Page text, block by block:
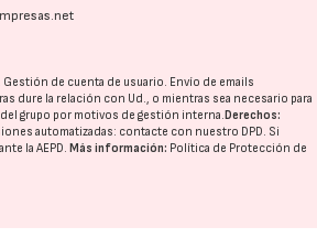
de cuenta de usuario. Envío de emails
dure la relación con Ud., o mientras sea necesario para
grupo por motivos de gestión interna. Derechos:
automatizadas: contacte con nuestro DPD. Si
laAEPD. Más información: Política de Protección de